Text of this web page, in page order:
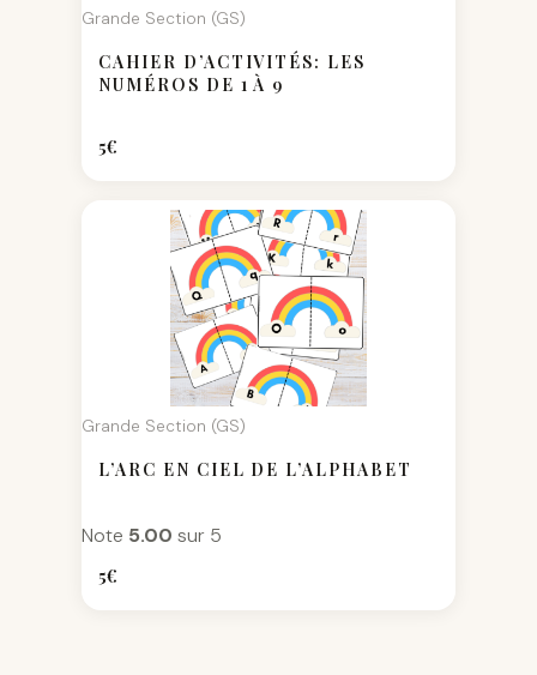
Grande Section (GS)
CAHIER D’ACTIVITÉS: LES
NUMÉROS DE 1 À 9
5€
Grande Section (GS)
L’ARC EN CIEL DE L’ALPHABET
Note 5.00 sur 5
5€